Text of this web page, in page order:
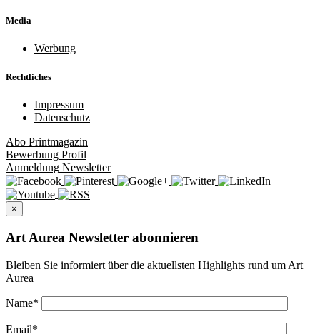
Media
Werbung
Rechtliches
Impressum
Datenschutz
Abo Printmagazin
Bewerbung Profil
Anmeldung Newsletter
×
Art Aurea Newsletter abonnieren
Bleiben Sie informiert über die aktuellsten Highlights rund um Art
Aurea
Name*
Email*